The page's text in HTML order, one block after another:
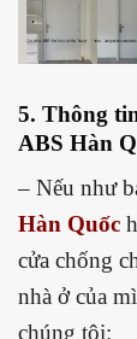
5. Thông
ABS Hàn
– Nếu như
Hàn Quốc
cửa chống
nhà ở của
chúng tôi: